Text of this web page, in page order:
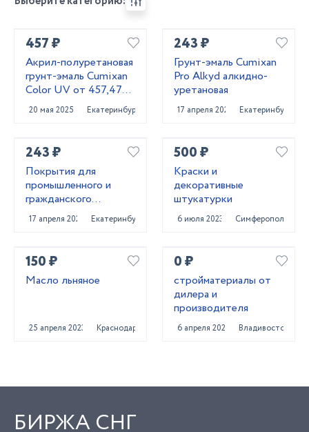
457 ₽
Акрил-полуретановая
грунт-эмаль Cumixan
Color UV от 457,47
рублей
20 мая 2025 Екатеринбург
243 ₽
Грунт-эмаль Cumixan
Pro Alkyd алкидно-
уретановая
17 апреля 2025 Екатеринбург
243 ₽
Покрытия для
промышленного и
гражданского
строительства от
поставщика
17 апреля 2025 Екатеринбург
500 ₽
Краски и
декоративные
штукатурки
6 июля 2023 Симферополь
150 ₽
Масло льняное
25 апреля 2023 Краснодар
0 ₽
стройматериалы от
дилера и
производителя
6 апреля 2022 Владивосток
БИРЖА СНГ